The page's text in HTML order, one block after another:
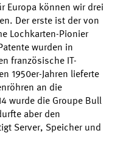
Europa können wir drei
Der erste ist der von
Lochkarten-Pionier
wurden in
französische IT-
1950er-Jahren lieferte
an die
wurde die Groupe Bull
aber den
Server, Speicher und